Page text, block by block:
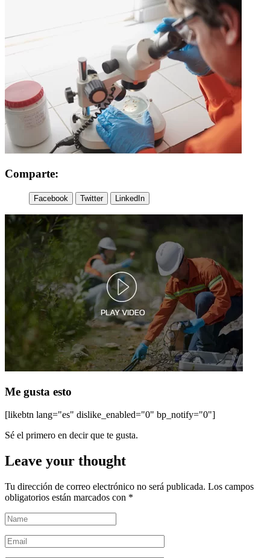
Comparte:
Facebook Twitter LinkedIn
Me gusta esto
[likebtn lang="es" dislike_enabled="0" bp_notify="0"]
Sé el primero en decir que te gusta.
Leave your thought
Tu dirección de correo electrónico no será publicada. Los campos
obligatorios están marcados con *